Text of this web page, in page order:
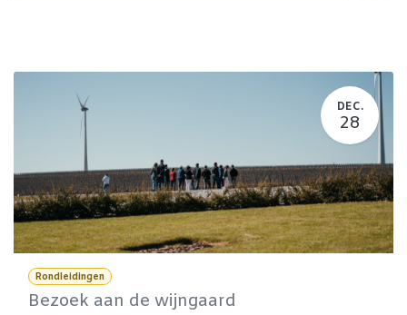
DEC.
28
Rondleidingen
Bezoek aan de wijngaard